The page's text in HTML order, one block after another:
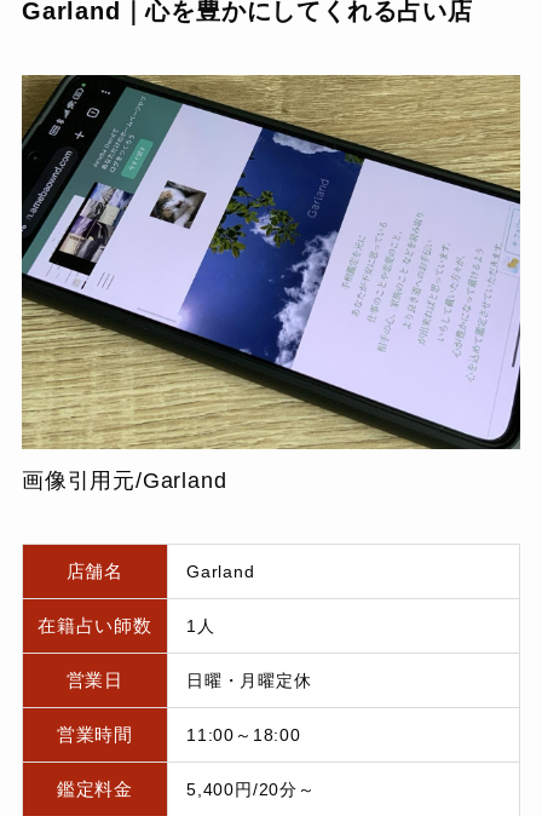
Garland｜心を豊かにしてくれる占い店
画像引用元/Garland
店舗名 Garland
在籍占い師数 1人
営業日 日曜・月曜定休
営業時間 11:00～18:00
鑑定料金 5,400円/20分～